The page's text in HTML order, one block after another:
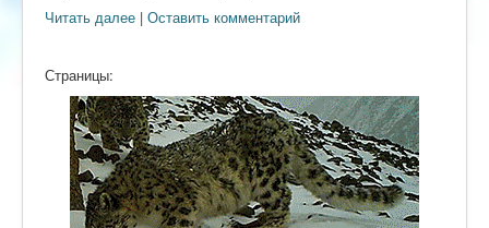
Читать далее | Оставить комментарий
Страницы: